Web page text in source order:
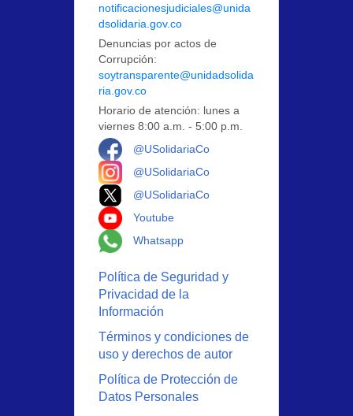
notificacionesjudiciales@unida
dsolidaria.gov.co
Denuncias por actos de
Corrupción:
soytransparente@unidadsolida
ria.gov.co
Horario de atención: lunes a
viernes 8:00 a.m. - 5:00 p.m.
@USolidariaCo
@USolidariaCo
@USolidariaCo
Youtube
Whatsapp
Política de Seguridad y
Privacidad de la
Información
Términos y condiciones de
uso y derechos de autor
Política de Protección de
Datos Personales